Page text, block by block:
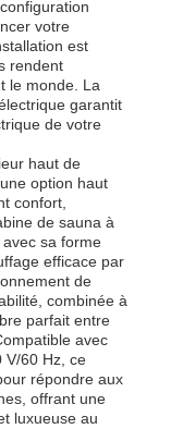
Causez
Maintenant
glace
votre
est
rendent
le monde. La
garantit
de votre
haut de
option haut
confort,
de sauna à
sa forme
efficace par
de
combinée à
parfait entre
avec
V/60 Hz, ce
répondre aux
offrant une
luxueuse au